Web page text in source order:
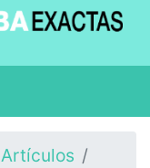
Artículos